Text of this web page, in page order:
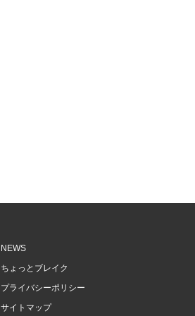
NEWS
ちょっとブレイク
プライバシーポリシー
サイトマップ